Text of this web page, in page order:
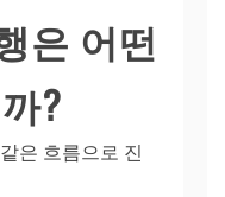
은 어떤
?
은 흐름으로 진